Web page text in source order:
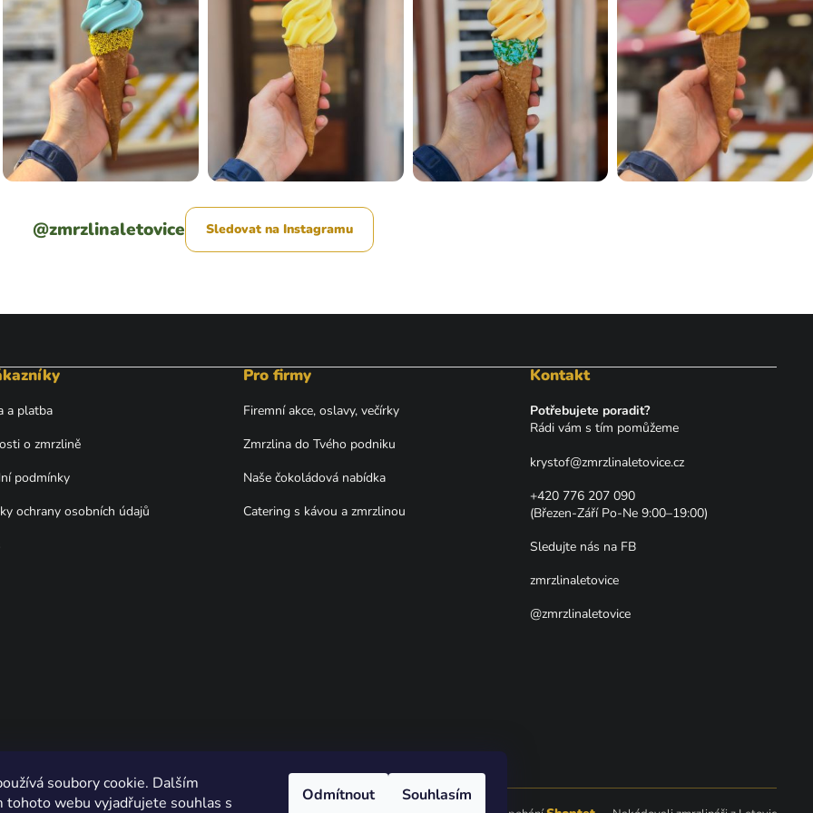
soubory cookie. Dalším
tohoto webu vyjadřujete souhlas s
Odmítnout Souhlasím
@zmrzlinaletovice Sledovat na Instagramu
a platba
o zmrzlině
podmínky
ochrany osobních údajů
Pro firmy
Firemní akce, oslavy, večírky
Zmrzlina do Tvého podniku
Naše čokoládová nabídka
Catering s kávou a zmrzlinou
Kontakt
Potřebujete poradit?
Rádi vám s tím pomůžeme
krystof@zmrzlinaletovice.cz
+420 776 207 090
(Březen-Září Po-Ne 9:00–19:00)
Sledujte nás na FB
zmrzlinaletovice
@zmrzlinaletovice